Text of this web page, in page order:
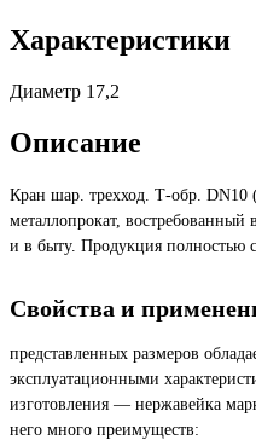
Характеристики
Диаметр 17,2
Описание
Кран шар. трехход. Т-обр.
металлопрокат,
и в быту. Продукция полностью
Свойства и
представленных размеров
эксплуатационными
изготовления — нержавейка
него много преимуществ: